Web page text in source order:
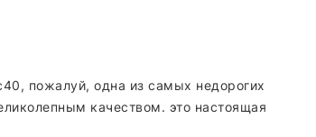
пожалуй, одна из самых недорогих
качеством. это настоящая